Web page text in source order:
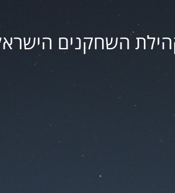
השחקנים